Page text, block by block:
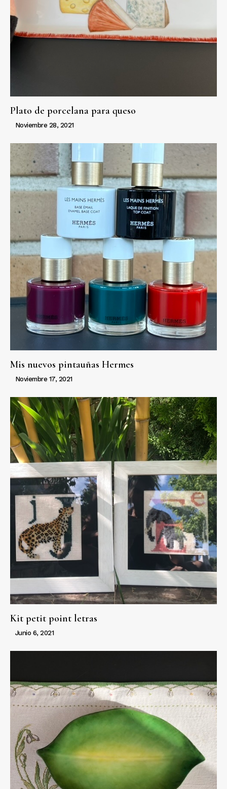
Plato de porcelana para queso
Noviembre 28, 2021
Mis nuevos pintauñas Hermes
Noviembre 17, 2021
Kit petit point letras
Junio 6, 2021